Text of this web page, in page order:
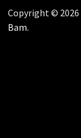
Copyright © 2026
Bam.